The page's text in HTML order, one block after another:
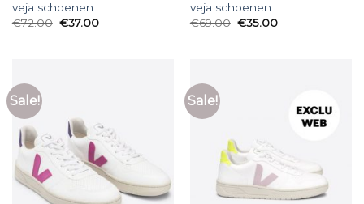
veja schoenen
€72.00 €37.00
veja schoenen
€69.00 €35.00
Sale! Sale!